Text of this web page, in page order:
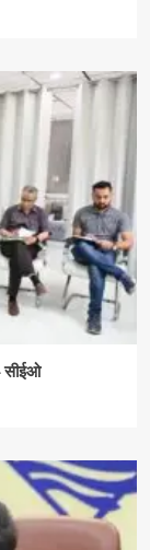
सीईओ